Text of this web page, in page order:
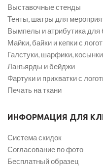
Выставочные стенды
Тенты, шатры для
Вымпелы и атрибутика для
Майки, байки и кепки с
Галстуки, шарфики, косынки
Ланъярды и бейджи
Фартуки и прихватки с
Печать на ткани
ИНФОРМАЦИЯ ДЛЯ
Система скидок
Согласование по фото
Бесплатный образец